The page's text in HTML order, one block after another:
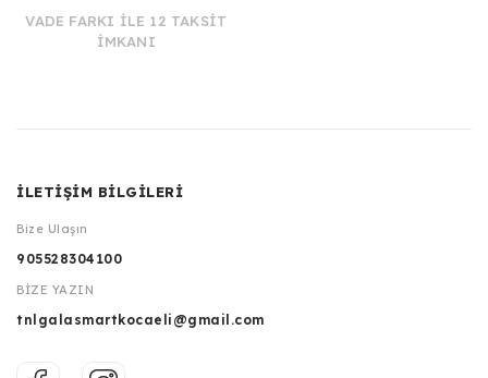
VADE FARKI İLE 12 TAKSİT
İMKANI
İLETİŞİM BİLGİLERİ
Bize Ulaşın
905528304100
BİZE YAZIN
tnlgalasmartkocaeli@gmail.com